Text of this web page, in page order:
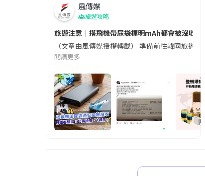
風傳媒
旅遊攻略
旅遊注意｜搭飛機帶尿袋標明mAh都會被沒收😱
（文章由風傳媒授權轉載） 準備前往韓國旅
閱讀更多